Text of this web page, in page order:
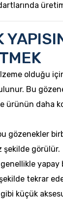
olduğu
Bu
ürünün daha
gözenekler
şekilde görülür.
yapay
tekrar
küçük